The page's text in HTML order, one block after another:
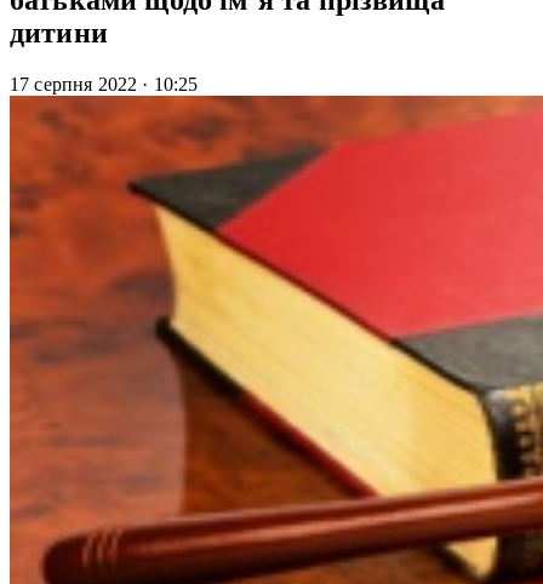
дитини
17 серпня 2022 · 10:25